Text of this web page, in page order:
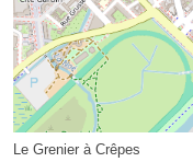
Le Grenier à Crêpes